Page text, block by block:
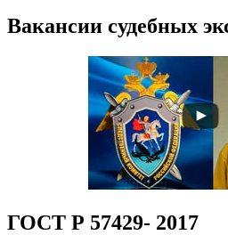
Вакансии судебных
ГОСТ Р 57429- 2017